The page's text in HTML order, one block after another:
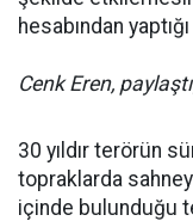
hesabından
Cenk Eren,
30 yıldır terörün
topraklarda
içinde bulunduğu